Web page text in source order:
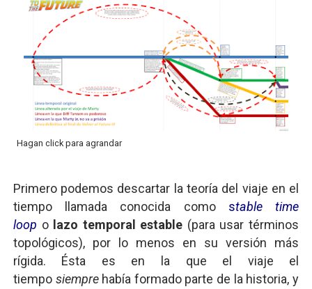
Hagan click para agrandar
Primero podemos descartar la teoría del viaje en el
tiempo llamada conocida como stable time
loop o lazo temporal estable (para usar términos
topológicos), por lo menos en su versión más
rígida. Ésta es en la que el viaje el
tiempo siemprehabía formado parte de la historia, y